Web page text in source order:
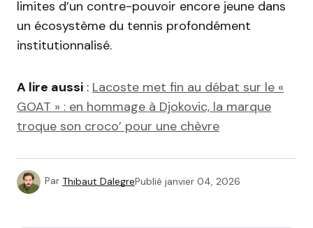
limites d’un contre-pouvoir encore jeune dans
un écosystème du tennis profondément
institutionnalisé.
A lire aussi : Lacoste met fin au débat sur le «
GOAT » : en hommage à Djokovic, la marque
troque son croco’ pour une chèvre
Par Thibaut DalegrePublié janvier 04, 2026